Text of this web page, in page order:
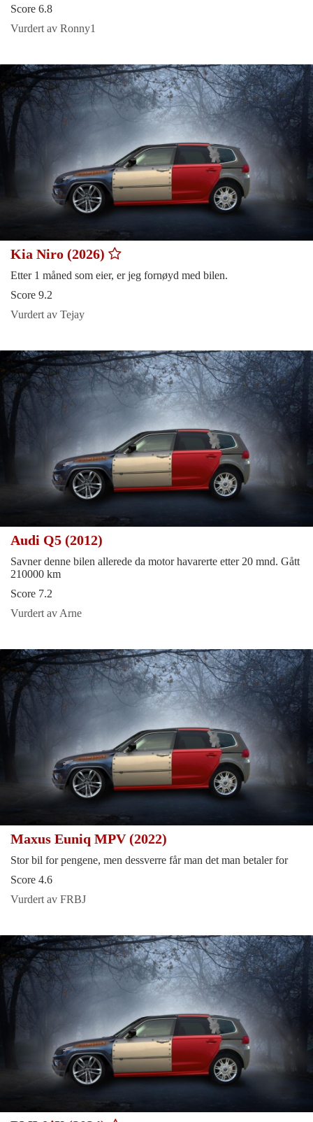
Score 6.8
Vurdert av Ronny1
Kia Niro (2026)
Etter 1 måned som eier, er jeg fornøyd med bilen.
Score 9.2
Vurdert av Tejay
Audi Q5 (2012)
Savner denne bilen allerede da motor havarerte etter 20 mnd. Gått
210000 km
Score 7.2
Vurdert av Arne
Maxus Euniq MPV (2022)
Stor bil for pengene, men dessverre får man det man betaler for
Score 4.6
Vurdert av FRBJ